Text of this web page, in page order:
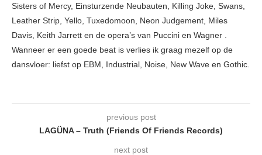
Sisters of Mercy, Einsturzende Neubauten, Killing Joke, Swans,
Leather Strip, Yello, Tuxedomoon, Neon Judgement, Miles
Davis, Keith Jarrett en de opera’s van Puccini en Wagner .
Wanneer er een goede beat is verlies ik graag mezelf op de
dansvloer: liefst op EBM, Industrial, Noise, New Wave en Gothic.
previous post
LAGÜNA – Truth (Friends Of Friends Records)
next post